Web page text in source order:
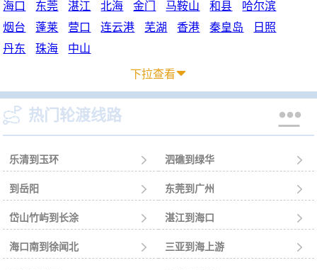
海口
东莞 湛江 北海 金门 马鞍山 和县
哈尔滨
烟台
蓬莱 营口 连云港 芜湖 香港 秦皇岛
日照
丹东
珠海 中山
下拉查看
 热门轮渡线路 
乐清到玉环  泗礁到绿华 
到岳阳  东莞到广州 
岱山竹屿到长涂  湛江到海口 
海口南到徐闻北  三亚到海上游 